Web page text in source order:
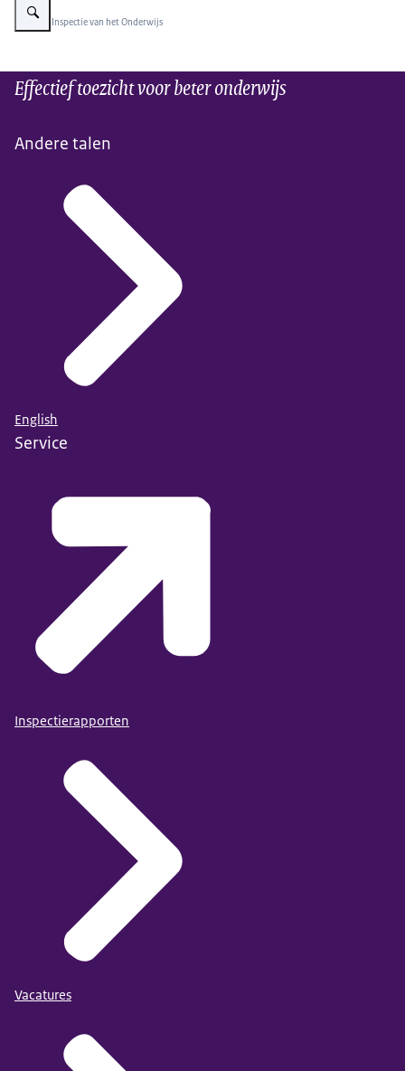
Beeld: © Inspectie van het Onderwijs
Effectief toezicht voor beter onderwijs
Andere talen
English
Service
Inspectierapporten
Vacatures